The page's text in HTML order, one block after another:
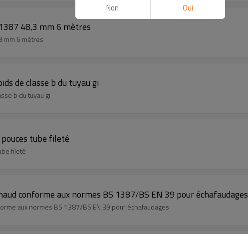
48,3 mm 6 mètres
mm 6 mètres
de classe b du tuyau gi
b du tuyau gi
tube fileté
fileté
conforme aux normes BS 1387/BS EN 39 pour échafaudages
aux normes BS 1387/BS EN 39 pour échafaudages
Non Oui